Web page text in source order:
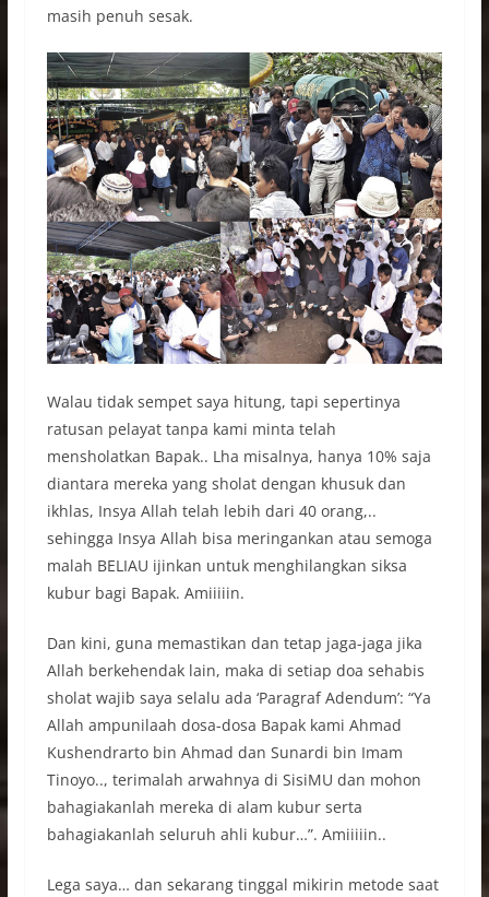
masih penuh sesak.
Walau tidak sempet saya hitung, tapi sepertinya
ratusan pelayat tanpa kami minta telah
mensholatkan Bapak.. Lha misalnya, hanya 10% saja
diantara mereka yang sholat dengan khusuk dan
ikhlas, Insya Allah telah lebih dari 40 orang,..
sehingga Insya Allah bisa meringankan atau semoga
malah BELIAU ijinkan untuk menghilangkan siksa
kubur bagi Bapak. Amiiiiin.
Dan kini, guna memastikan dan tetap jaga-jaga jika
Allah berkehendak lain, maka di setiap doa sehabis
sholat wajib saya selalu ada ‘Paragraf Adendum’: “Ya
Allah ampunilaah dosa-dosa Bapak kami Ahmad
Kushendrarto bin Ahmad dan Sunardi bin Imam
Tinoyo.., terimalah arwahnya di SisiMU dan mohon
bahagiakanlah mereka di alam kubur serta
bahagiakanlah seluruh ahli kubur…”. Amiiiiin..
Lega saya… dan sekarang tinggal mikirin metode saat